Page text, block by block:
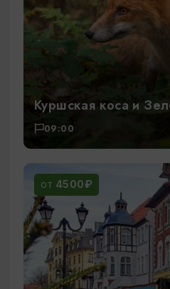
Куршская коса и
09:00
ОТ 4500₽